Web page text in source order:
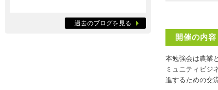
開催の内容
本勉強会は農業
ミュニティビジ
進するための交
過去のブログを見る